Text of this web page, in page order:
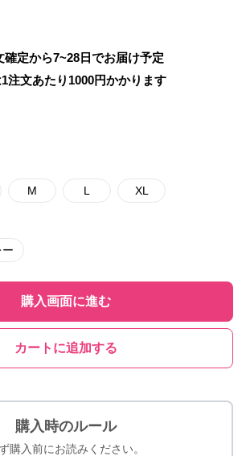
確定から7~28日でお届け予定
注文あたり 1000円かかります
M L XL
ー
購入画面に進む
カートに追加する
購入時のルール
購入前にお読みください。